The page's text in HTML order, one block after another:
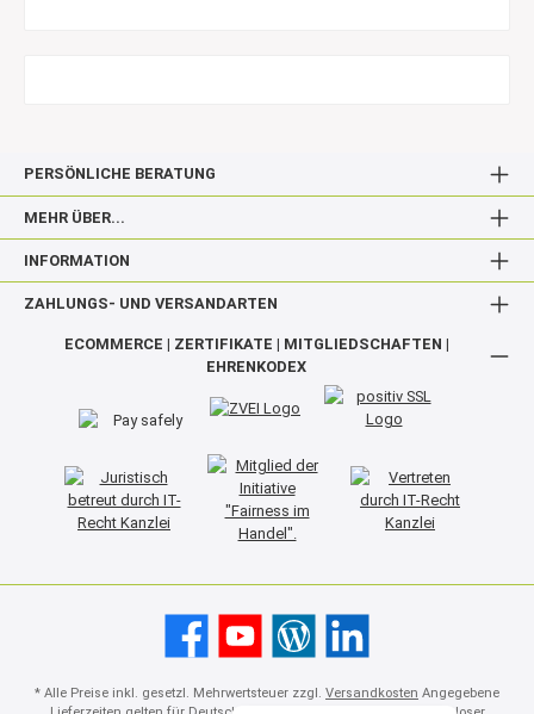
PERSÖNLICHE BERATUNG
MEHR ÜBER...
INFORMATION
ZAHLUNGS- UND VERSANDARTEN
ECOMMERCE | ZERTIFIKATE | MITGLIEDSCHAFTEN |
EHRENKODEX
* Alle Preise inkl. gesetzl. Mehrwertsteuer zzgl. Versandkosten Angegebene